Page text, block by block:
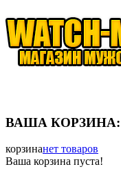
ВАША КОРЗИНА:
корзинанет товаров
Ваша корзина пуста!